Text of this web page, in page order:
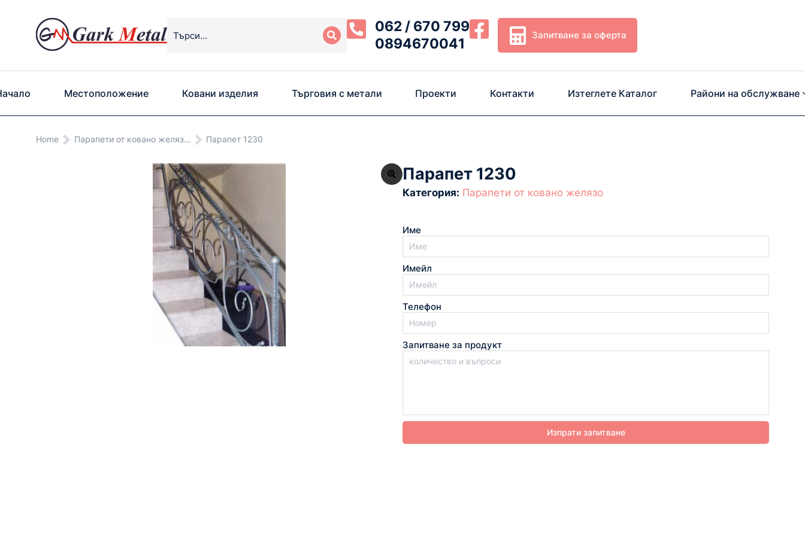
062 / 670 799
0894670041
Запитване за оферта
Местоположение Ковани изделия Търговия с метали Проекти Контакти Изтеглете Каталог Райони на обслужване
You are here:
Home Парапети от ковано желяз… Парапет 1230
Парапет 1230
Категория: Парапети от ковано желязо
Име
Имейл
Телефон
Запитване за продукт
Изпрати запитване